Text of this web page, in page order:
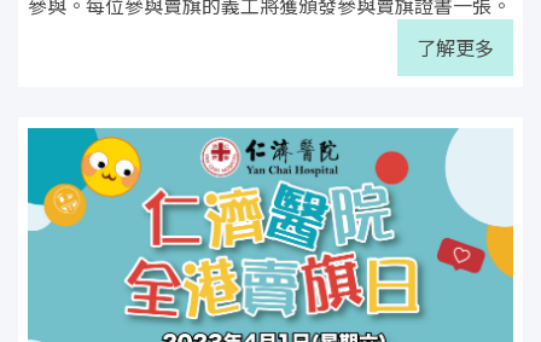
了解更多